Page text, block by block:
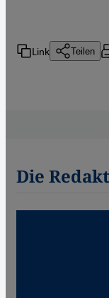
Link Teilen
Die